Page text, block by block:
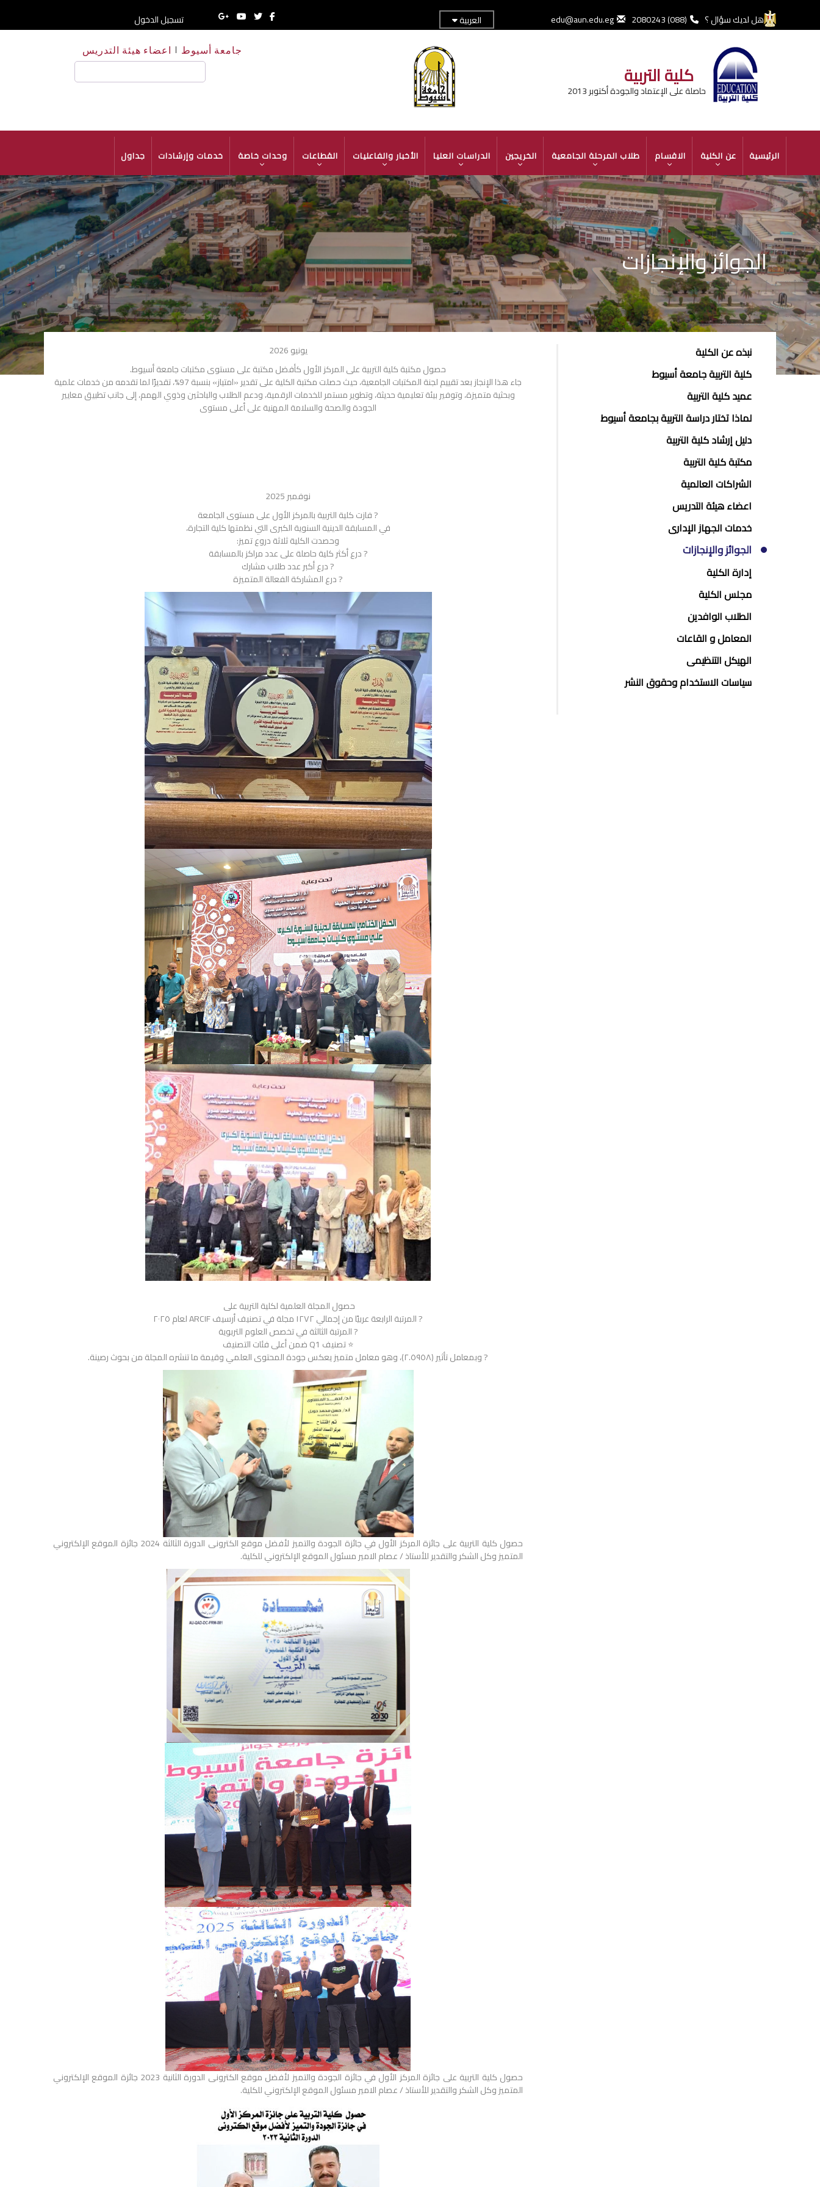
المحتوى
هل لديك سؤال ؟ (088) 2080243
edu@aun.edu.eg العربية تسجيل الدخول
كلية التربية
حاصلة على الإعتماد والجودة أكتوبر 2013
جامعة أسيوط اعضاء هيئة التدريس
بحث
NAVIGATION
الرئيسية عن الكلية الاقسام طلاب المرحلة الجامعية الخريجين الدراسات العليا الأخبار والفاعليات القطاعات وحدات خاصة خدمات وإرشادات جداول
الجوائز والإنجازات
يونيو 2026
حصول مكتبة كلية التربية على المركز الأول كأفضل مكتبة على مستوى مكتبات جامعة أسيوط.
جاء هذا الإنجاز بعد تقييم لجنة المكتبات الجامعية، حيث حصلت مكتبة الكلية على تقدير «امتياز» بنسبة 97%، تقديرًا لما تقدمه من خدمات علمية
وبحثية متميزة، وتوفير بيئة تعليمية حديثة، وتطوير مستمر للخدمات الرقمية، ودعم الطلاب والباحثين وذوي الهمم، إلى جانب تطبيق معايير
الجودة والصحة والسلامة المهنية على أعلى مستوى
نوفمبر 2025
? فازت كلية التربية بالمركز الأول على مستوى الجامعة
في المسابقة الدينية السنوية الكبرى التي نظمتها كلية التجارة،
وحصدت الكلية ثلاثة دروع تميز:
? درع أكثر كلية حاصلة على عدد مراكز بالمسابقة
? درع أكبر عدد طلاب مشارك
? درع المشاركة الفعالة المتميزة
حصول المجلة العلمية لكلية التربية على
? المرتبة الرابعة عربيًا من إجمالي ١٢٧٢ مجلة في تصنيف أرسيف ARCIF لعام ٢٠٢٥
? المرتبة الثالثة في تخصص العلوم التربوية
⭐ تصنيف Q1 ضمن أعلى فئات التصنيف
? وبمعامل تأثير (٢.٥٩٥٨)، وهو معامل متميز يعكس جودة المحتوى العلمي وقيمة ما تنشره المجلة من بحوث رصينة.
حصول كلية التربية على جائزة المركز الأول في جائزة الجودة والتميز لأفضل موقع الكترونى الدورة الثالثة 2024 جائزة الموقع الإلكتروني
المتميز وكل الشكر والتقدير للأستاذ / عصام الامير مسئول الموقع الإلكتروني للكلية.
حصول كلية التربية على جائزة المركز الأول في جائزة الجودة والتميز لأفضل موقع الكترونى الدورة الثانية 2023 جائزة الموقع الإلكتروني
المتميز وكل الشكر والتقدير للأستاذ / عصام الامير مسئول الموقع الإلكتروني للكلية.
ABOUT
FACULTY
EDUCATION
نبذه عن الكلية
كلية التربية جامعة أسيوط
عميد كلية التربية
لماذا تختار دراسة التربية بجامعة أسيوط
دليل إرشاد كلية التربية
مكتبة كلية التربية
الشراكات العالمية
اعضاء هيئة التدريس
خدمات الجهاز الإدارى
الجوائز والإنجازات
إدارة الكلية
مجلس الكلية
الطلاب الوافدين
المعامل و القاعات
الهيكل التنظيمى
سياسات الاستخدام وحقوق النشر